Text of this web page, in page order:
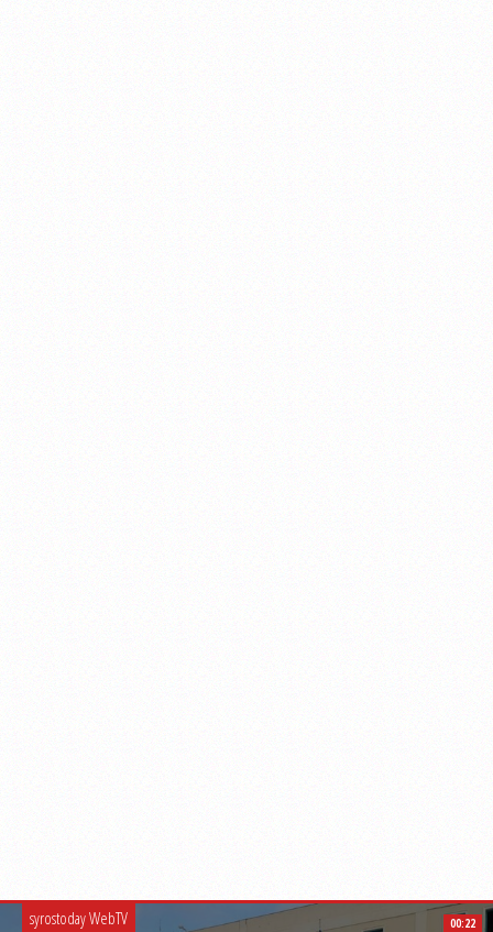
syrostoday WebTV 00:22